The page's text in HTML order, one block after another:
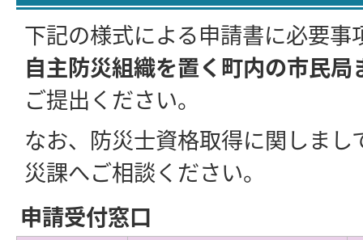
下記の様式による申請書に必要事
自主防災組織を置く町内の市民
ご提出ください。
なお、防災士資格取得に関しまし
災課へご相談ください。
申請受付窓口